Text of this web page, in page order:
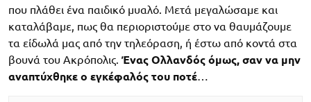
που πλάθει ένα παιδικό μυαλό. Μετά μεγαλώσαμε και
καταλάβαμε, πως θα περιοριστούμε στο να θαυμάζουμε
τα είδωλά μας από την τηλεόραση, ή έστω από κοντά στα
βουνά του Ακρόπολις. Ένας Ολλανδός όμως, σαν να μην
αναπτύχθηκε ο εγκέφαλός του ποτέ…